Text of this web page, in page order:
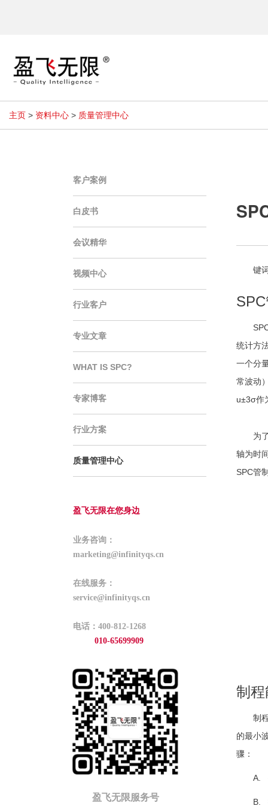
主页 > 资料中心 > 质量管理中心
客户案例
白皮书
会议精华
视频中心
行业客户
专业文章
WHAT IS SPC?
专家博客
行业方案
质量管理中心
盈飞无限在您身边
业务咨询：
marketing@infinityqs.cn
在线服务：
service@infinityqs.cn
电话：400-812-1268
010-65699909
盈飞无限服务号
键
统计方
一个分
常波动
u±3σ作
为
轴为时
SPC管
制
制
的最小
骤：
A.
B.